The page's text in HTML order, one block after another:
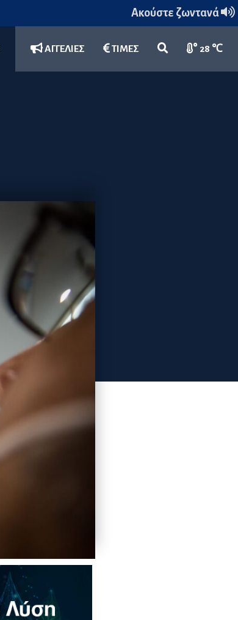
Ακούστε ζωντανά
ΑΓΓΕΛΙΕΣ ΤΙΜΕΣ 28 ℃